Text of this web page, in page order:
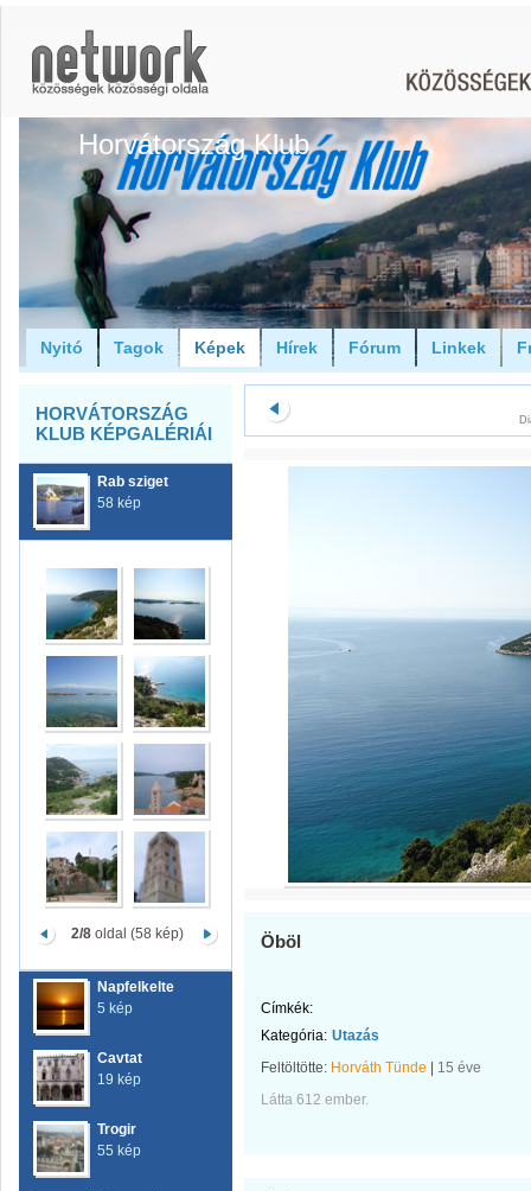
Horvátország Klub
Nyitó Tagok Képek Hírek Fórum Linkek
HORVÁTORSZÁG
KLUB KÉPGALÉRIÁI
Rab sziget
58 kép
2/8oldal (58 kép)
Napfelkelte
5 kép
Cavtat
19 kép
Trogir
55 kép
Öböl
Címkék:
Kategória: Utazás
Feltöltötte: Horváth Tünde
15 éve
Látta 612 ember.